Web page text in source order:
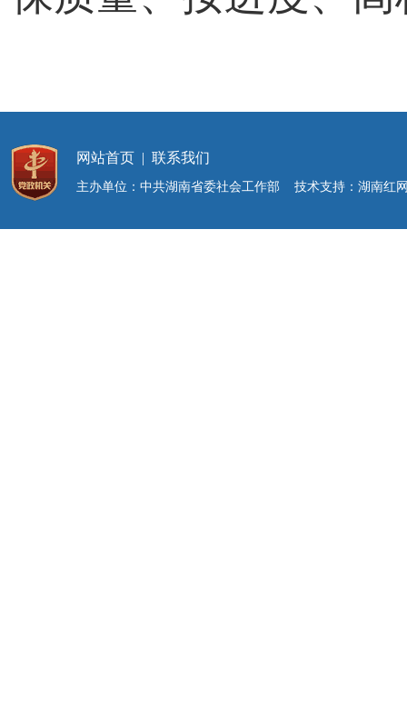
网站首页 |联系我们
主办单位：中共湖南省委社会工作部 技术支持：湖南红